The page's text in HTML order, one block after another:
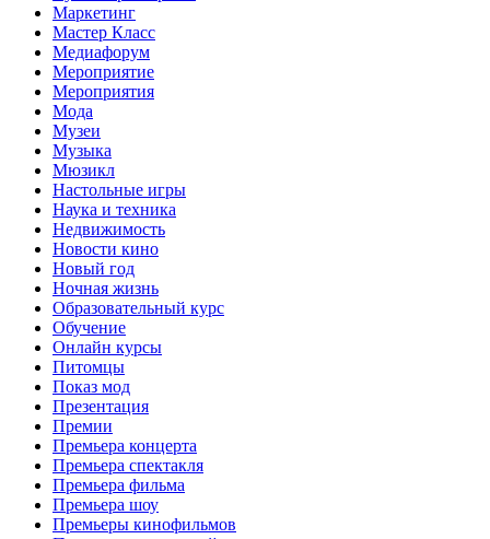
Маркетинг
Мастер Класс
Медиафорум
Мероприятие
Мероприятия
Мода
Музеи
Музыка
Мюзикл
Настольные игры
Наука и техника
Недвижимость
Новости кино
Новый год
Ночная жизнь
Образовательный курс
Обучение
Онлайн курсы
Питомцы
Показ мод
Презентация
Премии
Премьера концерта
Премьера спектакля
Премьера фильма
Премьера шоу
Премьеры кинофильмов